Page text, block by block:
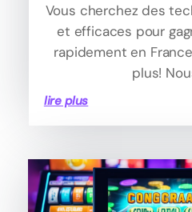
Vous cherchez des
et efficaces pour
rapidement en
plus!
lire plus